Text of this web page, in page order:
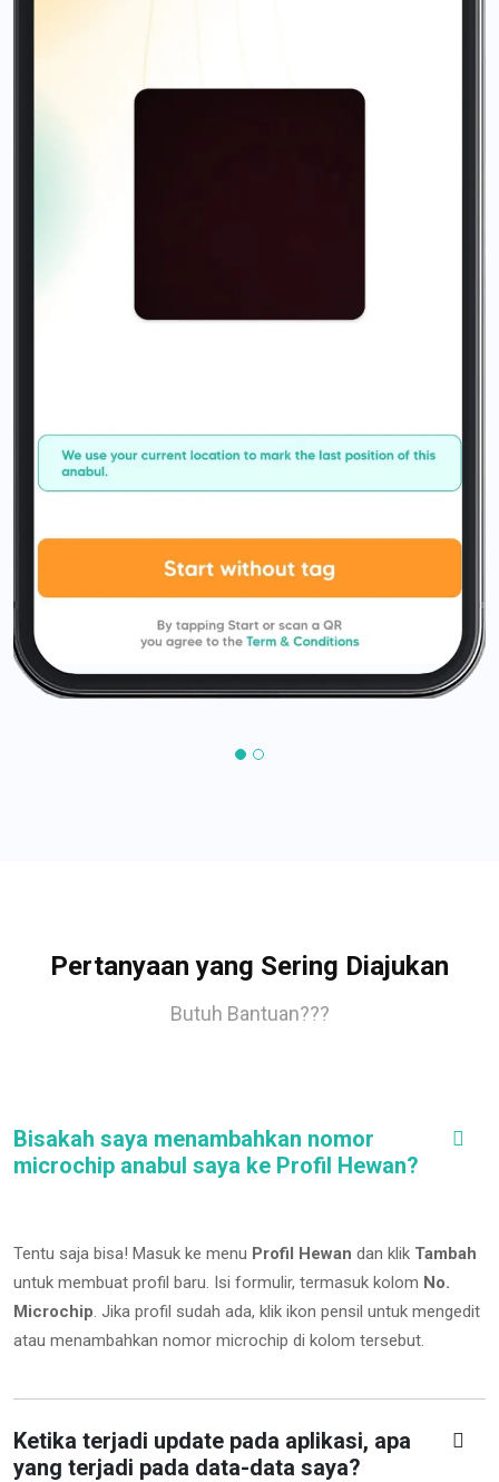
Pertanyaan yang Sering Diajukan
Butuh Bantuan???
Bisakah saya menambahkan nomor
microchip anabul saya ke Profil Hewan?
Tentu saja bisa! Masuk ke menu Profil Hewan dan klik Tambah
untuk membuat profil baru. Isi formulir, termasuk kolom No.
Microchip. Jika profil sudah ada, klik ikon pensil untuk mengedit
atau menambahkan nomor microchip di kolom tersebut.
Ketika terjadi update pada aplikasi, apa
yang terjadi pada data-data saya?